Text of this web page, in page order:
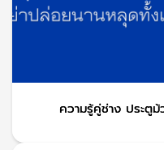
ความรู้คู่ช่าง ประตูม้